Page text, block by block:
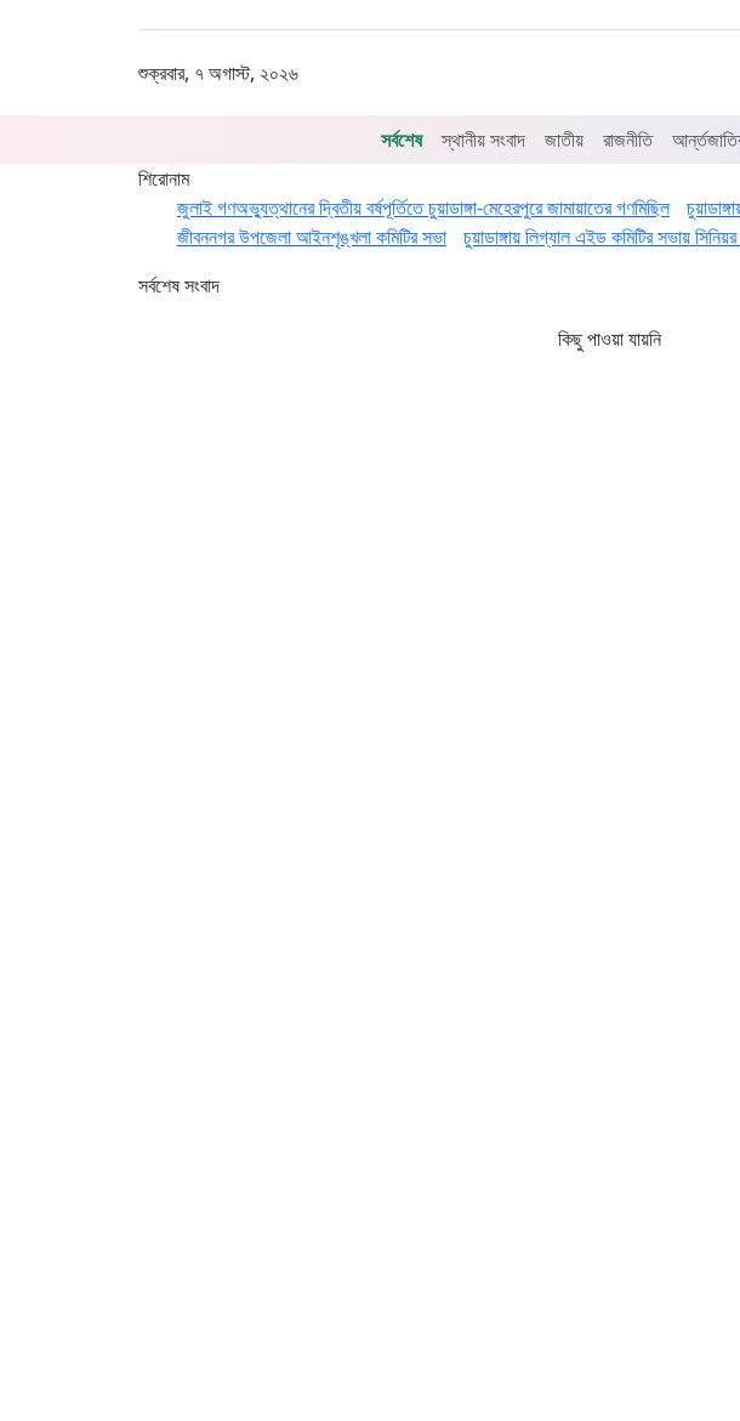
শুক্রবার, ৭ অগাস্ট, ২০২৬
সর্বশেষ স্থানীয় সংবাদ জাতীয় রাজনীতি
শিরোনাম
জুলাই গণঅভ্যুত্থানের দ্বিতীয় বর্ষপূর্তিতে চুয়াডাঙ্গা-মেহেরপুরে জামায়াতের গণমিছিল
জীবননগর উপজেলা আইনশৃঙ্খলা কমিটির সভা
চুয়াডাঙ্গায় লিগ্যাল এইড কমিটির সভায়
সর্বশেষ সংবাদ
কিছু পাওয়া যায়নি